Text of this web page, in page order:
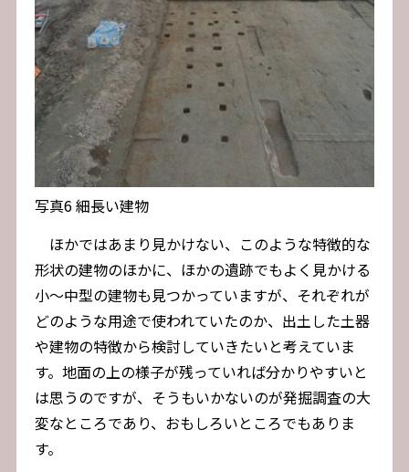
写真6 細長い建物
ほかではあまり見かけない、このような特徴的な
形状の建物のほかに、ほかの遺跡でもよく見かける
小～中型の建物も見つかっていますが、それぞれが
どのような用途で使われていたのか、出土した土器
や建物の特徴から検討していきたいと考えていま
す。地面の上の様子が残っていれば分かりやすいと
は思うのですが、そうもいかないのが発掘調査の大
変なところであり、おもしろいところでもありま
す。